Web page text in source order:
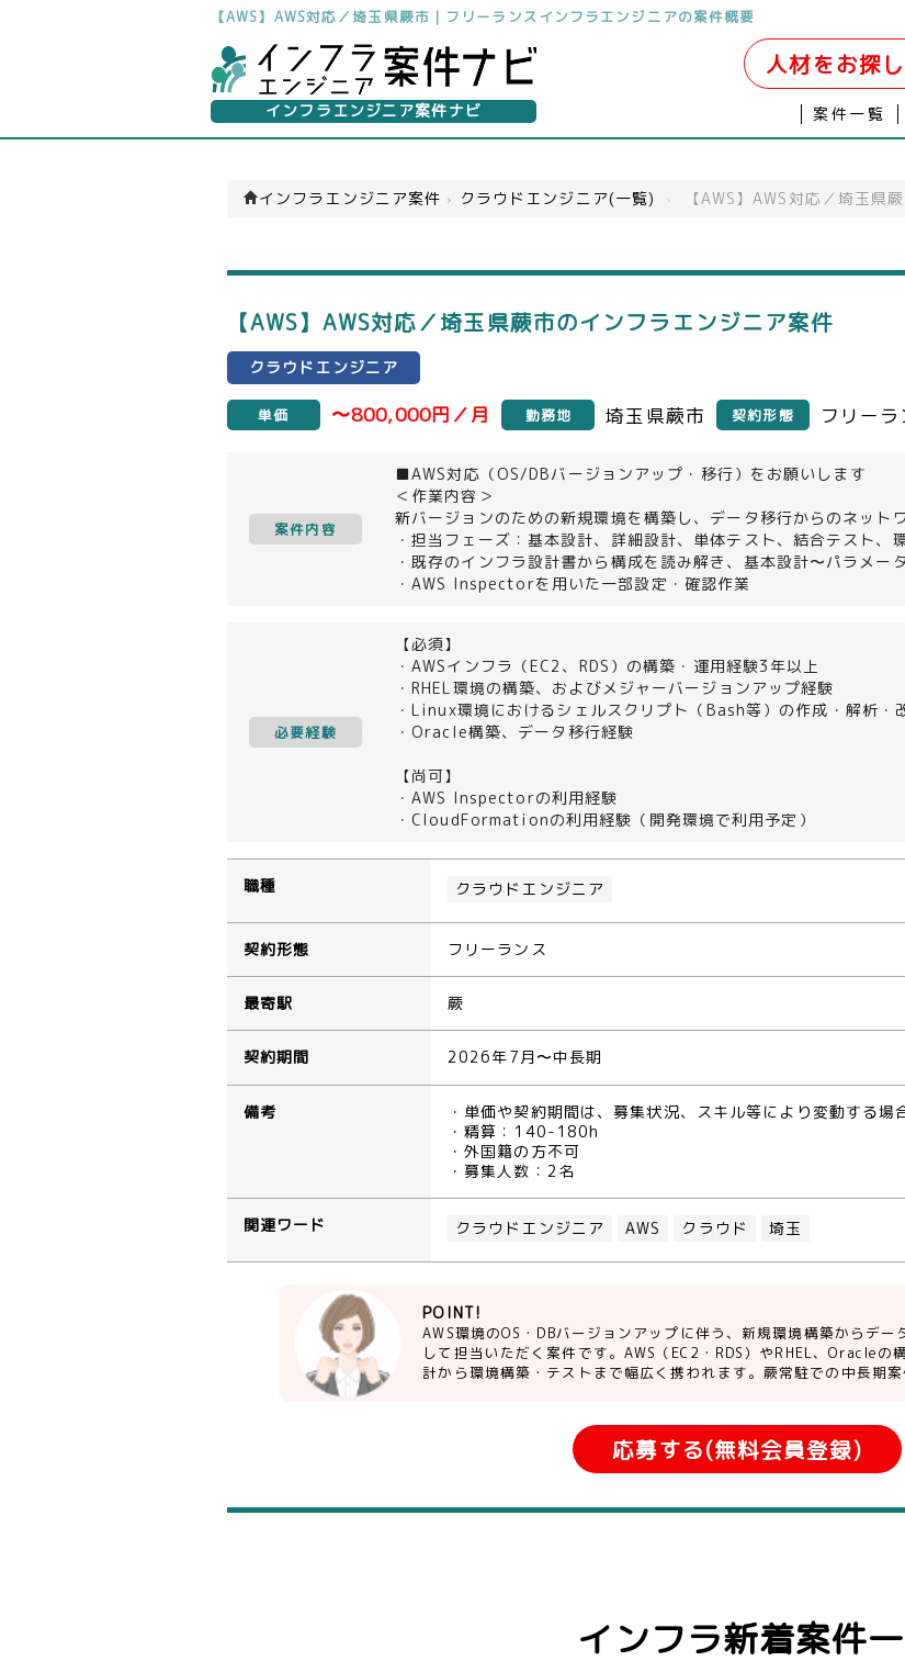
【AWS】AWS対応／埼玉県蕨市｜フリーランスインフラエンジニアの案件概要
インフラエンジニア案件ナビ
人材をお探
案件一覧
インフラエンジニア案件 › クラウドエンジニア(一覧) › 【AWS】AWS対応／埼玉県
【AWS】AWS対応／埼玉県蕨市のインフラエンジニア案件
クラウドエンジニア
単価 〜800,000円／月 勤務地 埼玉県蕨市 契約形態 フリーラ
案件内容
■AWS対応（OS/DBバージョンアップ・移行）をお願いします
＜作業内容＞
新バージョンのための新規環境を構築し、データ移行からのネット
・担当フェーズ：基本設計、詳細設計、単体テスト、結合テスト、
・既存のインフラ設計書から構成を読み解き、基本設計〜パラメー
・AWS Inspectorを用いた一部設定・確認作業
必要経験
【必須】
・AWSインフラ（EC2、RDS）の構築・運用経験3年以上
・RHEL環境の構築、およびメジャーバージョンアップ経験
・Linux環境におけるシェルスクリプト（Bash等）の作成・解析・
・Oracle構築、データ移行経験
【尚可】
・AWS Inspectorの利用経験
・CloudFormationの利用経験（開発環境で利用予定）
職種 クラウドエンジニア
契約形態 フリーランス
最寄駅 蕨
契約期間 2026年7月〜中長期
備考
・単価や契約期間は、募集状況、スキル等により変動する場
・精算：140-180h
・外国籍の方不可
・募集人数：2名
関連ワード クラウドエンジニア AWS クラウド 埼玉
POINT!
AWS環境のOS・DBバージョンアップに伴う、新規環境構築からデ
して担当いただく案件です。AWS（EC2・RDS）やRHEL、Oracle
計から環境構築・テストまで幅広く携われます。蕨常駐での中長期
応募する(無料会員登録)
インフラ新着案件